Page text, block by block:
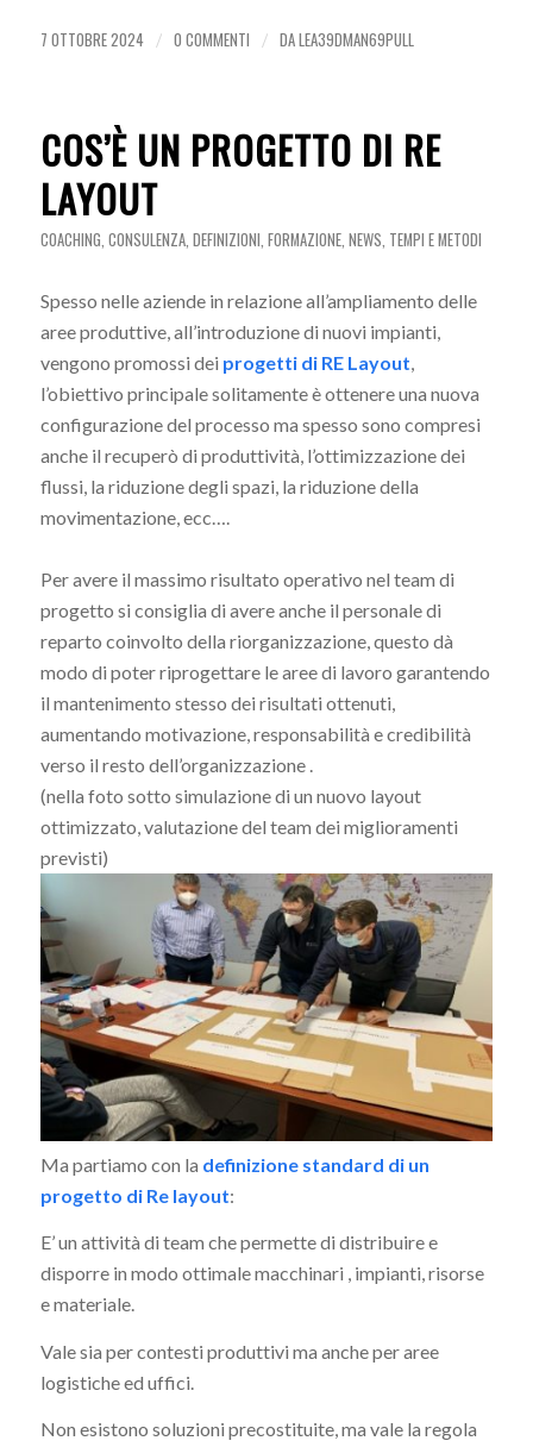
7 OTTOBRE 2024 / 0 COMMENTI / DALEA39DMAN69PULL
COS’È UN PROGETTO DI RE
LAYOUT
COACHING, CONSULENZA, DEFINIZIONI, FORMAZIONE, NEWS, TEMPI E METODI
Spesso nelle aziende in relazione all’ampliamento delle
aree produttive, all’introduzione di nuovi impianti,
vengono promossi dei progetti di RE Layout,
l’obiettivo principale solitamente è ottenere una nuova
configurazione del processo ma spesso sono compresi
anche il recuperò di produttività, l’ottimizzazione dei
flussi, la riduzione degli spazi, la riduzione della
movimentazione, ecc….
Per avere il massimo risultato operativo nel team di
progetto si consiglia di avere anche il personale di
reparto coinvolto della riorganizzazione, questo dà
modo di poter riprogettare le aree di lavoro garantendo
il mantenimento stesso dei risultati ottenuti,
aumentando motivazione, responsabilità e credibilità
verso il resto dell’organizzazione .
(nella foto sotto simulazione di un nuovo layout
ottimizzato, valutazione del team dei miglioramenti
previsti)
Ma partiamo con la definizione standard di un
progetto di Re layout:
E’ un attività di team che permette di distribuire e
disporre in modo ottimale macchinari , impianti, risorse
e materiale.
Vale sia per contesti produttivi ma anche per aree
logistiche ed uffici.
Non esistono soluzioni precostituite, ma vale la regola